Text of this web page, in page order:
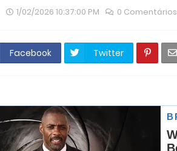
1/02/2026 10:37:00 PM 0 Comentários
Facebook Twitter